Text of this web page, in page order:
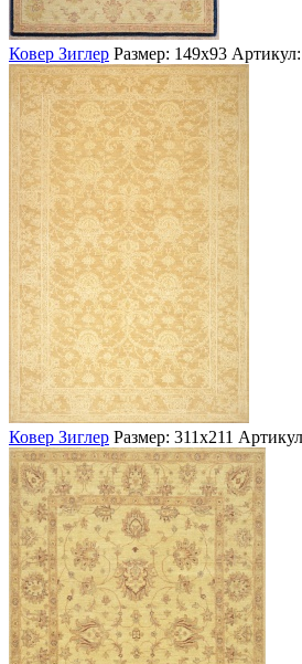
Ковер Зиглер Размер: 149х93 Артикул:
Ковер Зиглер Размер: 311х211